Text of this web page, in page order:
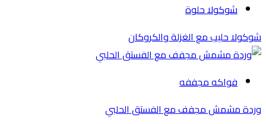
شوكولا حلوة
شوكولا حليب مع الغزلة والكروكان
فواكه مجففه
وردة مشمش مجفف مع الفستق الحلبي